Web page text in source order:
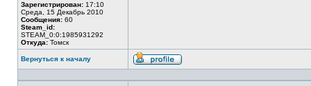
Зарегистрирован: 17:10
Среда, 15 Декабрь 2010
Сообщения: 60
Steam_id:
STEAM_0:0:1985931292
Откуда: Томск
Вернуться к началу
Профиль